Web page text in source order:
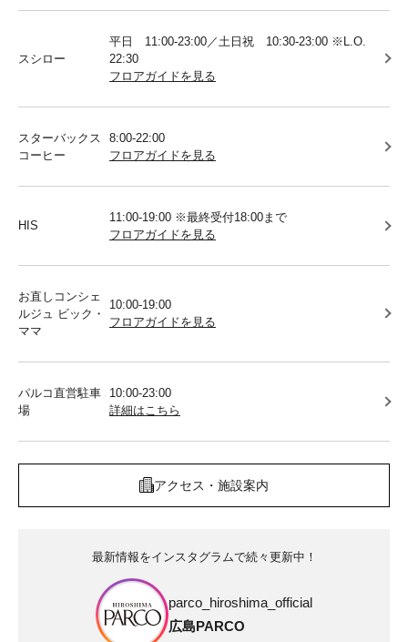
スシロー
平日 11:00-23:00／土日祝 10:30-23:00 ※L.O.
22:30
フロアガイドを見る
スターバックス
コーヒー
8:00-22:00
フロアガイドを見る
HIS
11:00-19:00 ※最終受付18:00まで
フロアガイドを見る
お直しコンシェ
ルジュ ビック・
ママ
10:00-19:00
フロアガイドを見る
パルコ直営駐車
場
10:00-23:00
詳細はこちら
アクセス・施設案内
最新情報をインスタグラムで続々更新中！
parco_hiroshima_official
広島PARCO